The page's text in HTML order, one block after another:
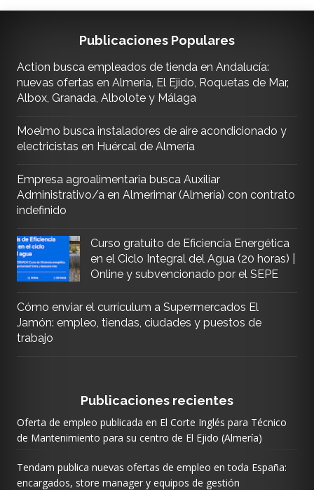
Publicaciones Populares
Action busca empleados de tienda en Andalucía:
nuevas ofertas en Almería, El Ejido, Roquetas de Mar,
Albox, Granada, Albolote y Málaga
Moelmo busca instaladores de aire acondicionado y
electricistas en Huércal de Almería
Empresa agroalimentaria busca Auxiliar
Administrativo/a en Almerimar (Almería) con contrato
indefinido
Curso gratuito de Eficiencia Energética
en el Ciclo Integral del Agua (20 horas) |
Online y subvencionado por el SEPE
Cómo enviar el currículum a Supermercados El
Jamón: empleo, tiendas, ciudades y puestos de
trabajo
Publicaciones recientes
Oferta de empleo publicada en El Corte Inglés para Técnico
de Mantenimiento para su centro de El Ejido (Almería)
Tendam publica nuevas ofertas de empleo en toda España:
encargados, store manager y equipos de gestión